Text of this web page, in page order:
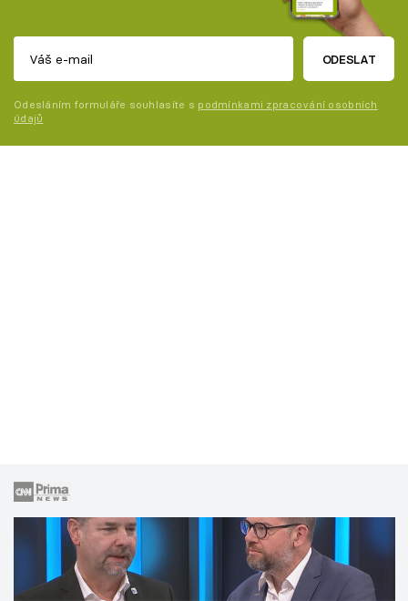
ODESLAT
Odesláním formuláře souhlasíte s podmínkami zpracování osobních
údajů